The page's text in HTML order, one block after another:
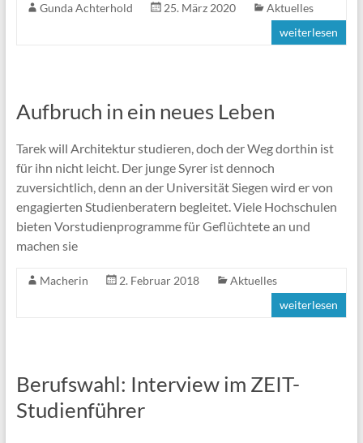
Gunda Achterhold 25. März 2020
Aktuelles
weiterlesen
Aufbruch in ein neues Leben
Tarek will Architektur studieren, doch der Weg dorthin ist
für ihn nicht leicht. Der junge Syrer ist dennoch
zuversichtlich, denn an der Universität Siegen wird er von
engagierten Studienberatern begleitet. Viele Hochschulen
bieten Vorstudienprogramme für Geflüchtete an und
machen sie
Macherin 2. Februar 2018
Aktuelles
weiterlesen
Berufswahl: Interview im ZEIT-
Studienführer